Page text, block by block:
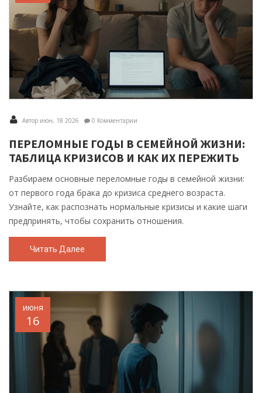
Автор июн, 18 2026 0 Комментарии
ПЕРЕЛОМНЫЕ ГОДЫ В СЕМЕЙНОЙ ЖИЗНИ:
ТАБЛИЦА КРИЗИСОВ И КАК ИХ ПЕРЕЖИТЬ
Разбираем основные переломные годы в семейной жизни:
от первого года брака до кризиса среднего возраста.
Узнайте, как распознать нормальные кризисы и какие шаги
предпринять, чтобы сохранить отношения.
Читать Далее
июня
16